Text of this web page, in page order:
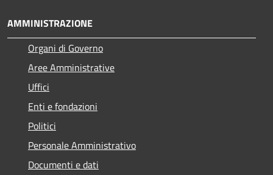
AMMINISTRAZIONE
Organi di Governo
Aree Amministrative
Uffici
Enti e fondazioni
Politici
Personale Amministrativo
Documenti e dati